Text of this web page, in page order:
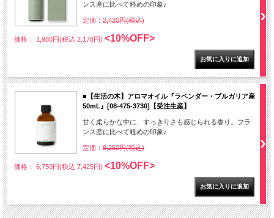
ンス産に比べて軽めの印象♪
定価： 2,420円(税込)
価格： 1,980円(税込 2,178円) <10%OFF>
■【生活の木】アロマオイル『ラベンダー・ブルガリア産
50mL』[08-475-3730]【受注生産】
甘く柔らかな中に、すっきりさも感じられる香り。フラ
ンス産に比べて軽めの印象♪
定価： 8,250円(税込)
価格： 6,750円(税込 7,425円) <10%OFF>